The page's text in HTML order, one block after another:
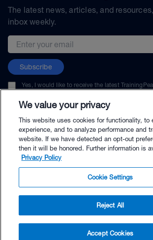
$169.00 - Buy Now
Buy with Premium Bundle
The latest news, articles, and
inbox weekly.
Email address
Subscribe
Yes, I would like to receive the latest
unsubscribe at any time.
© TrainingPeaks, LLC
We value your privacy
This website uses cookies for functionality, to
experience, and to analyze performance and
website. If we have detected an opt-out
then it will be honored. Further information is
Privacy Policy
Cookie Settings
Reject All
Accept Cookies